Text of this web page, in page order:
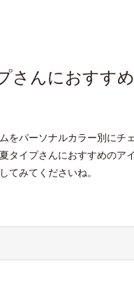
さんにおすす
をパーソナルカラー別にチ
タイプさんにおすすめのア
てみてくださいね。